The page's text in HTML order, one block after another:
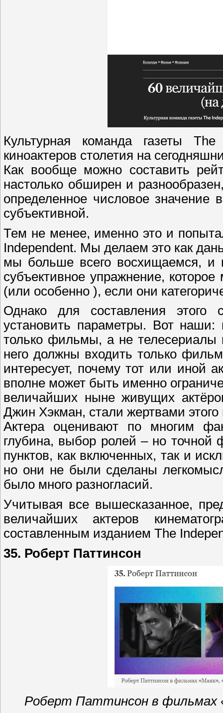
Культурная команда газеты
киноактеров столетия на
Как вообще можно составить
настолько обширен и
определенное числовое значение
субъективной.
Тем не менее, именно это и
Independent. Мы делаем это как
мы больше всего восхищаемся, и
субъективное упражнение,
(или особенно ), если они
Однако для составления этого
установить параметры. Вот
только фильмы, а не телесериалы
него должны входить только
интересует, почему тот или иной
вполне может быть именно
величайших ныне живущих
Джин Хэкман, стали жертвами этого
Актера оценивают по многим
глубина, выбор ролей – но точной
пунктов, как включенных, так и
но они не были сделаны
было много разногласий.
Учитывая все вышесказанное,
величайших актеров
составленным изданием The
35. Роберт Паттинсон
Роберт Паттинсон в фильмах